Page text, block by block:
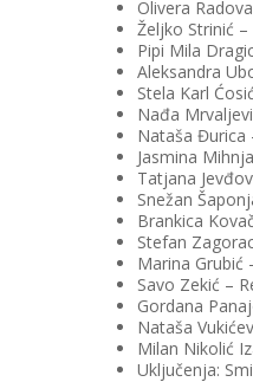
Olivera
Željko Strinić
Pipi Mila
Aleksandra
Stela Karl
Nađa
Nataša Đurica
Jasmina
Tatjana
Snežan
Brankica
Stefan
Marina Grubić
Savo Zekić –
Gordana
Nataša
Milan Nikolić
Uključenja: